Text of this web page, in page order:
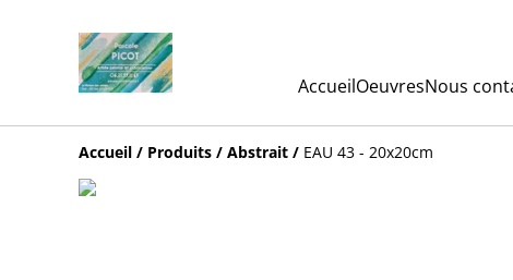
AccueilOeuvresNous
Accueil / Produits / Abstrait / EAU 43 - 20x20cm